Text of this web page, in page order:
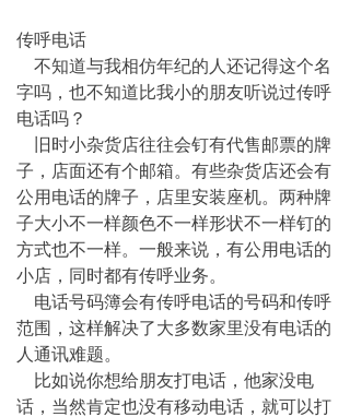
传呼电话
不知道与我相仿年纪的人还记得这个名
字吗，也不知道比我小的朋友听说过传呼
电话吗？
旧时小杂货店往往会钉有代售邮票的牌
子，店面还有个邮箱。有些杂货店还会有
公用电话的牌子，店里安装座机。两种牌
子大小不一样颜色不一样形状不一样钉的
方式也不一样。一般来说，有公用电话的
小店，同时都有传呼业务。
电话号码簿会有传呼电话的号码和传呼
范围，这样解决了大多数家里没有电话的
人通讯难题。
比如说你想给朋友打电话，他家没电
话，当然肯定也没有移动电话，就可以打